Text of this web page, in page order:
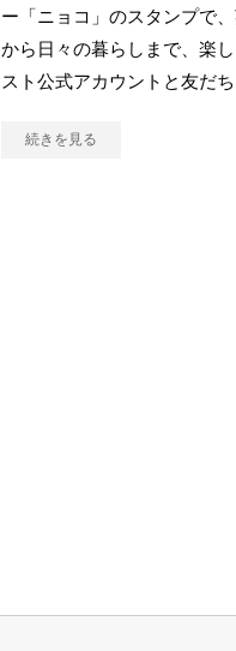
ー「ニョコ」のスタンプで
から日々の暮らしまで、楽
スト公式アカウントと友だ
続きを見る